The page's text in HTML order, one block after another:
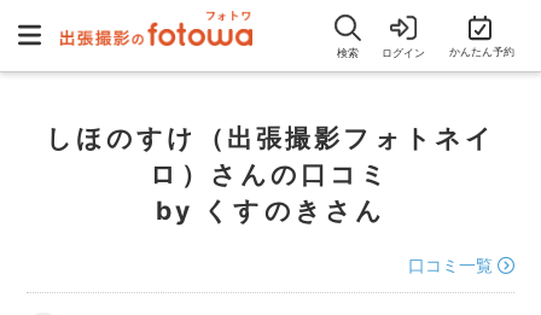
検索 ログイン かんたん予約
しほのすけ（出張撮影フォトネイ
ロ）さんの口コミ
by くすのきさん
口コミ一覧